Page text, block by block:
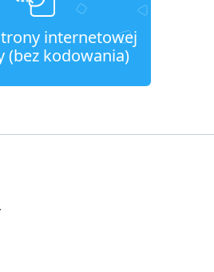
internetowej
(bez kodowania)